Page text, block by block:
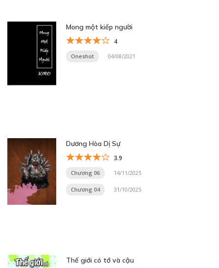
Mong một kiếp người
4
Oneshot 04/08/2021
Dương Hòa Dị Sự
3.9
Chương 06 14/11/2025
Chương 04 31/10/2025
Thế giới có tớ và cậu